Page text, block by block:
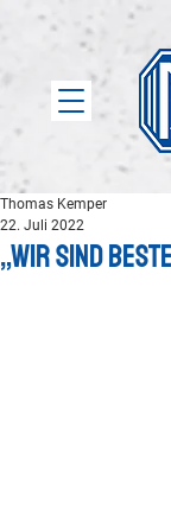
„Wir sind
Thomas Kemper
22. Juli 2022